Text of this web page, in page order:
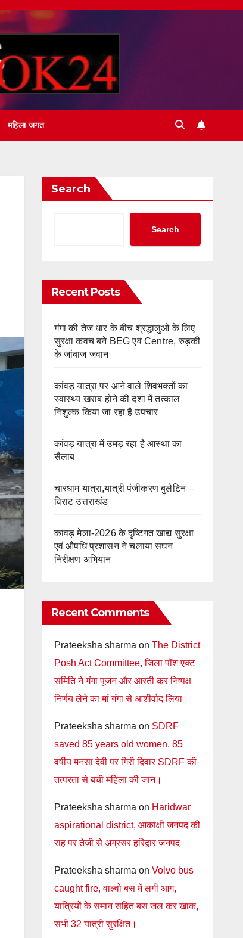
महिला जगत
Search
Search
Recent Posts
गंगा की तेज धार के बीच श्रद्धालुओं के लिए
सुरक्षा कवच बने BEG एवं Centre, रुड़की
के जांबाज जवान
कांवड़ यात्रा पर आने वाले शिवभक्तों का
स्वास्थ्य खराब होने की दशा में तत्काल
निशुल्क किया जा रहा है उपचार
कांवड़ यात्रा में उमड़ रहा है आस्था का
सैलाब
चारधाम यात्रा,यात्री पंजीकरण बुलेटिन –
विराट उत्तराखंड
कांवड़ मेला-2026 के दृष्टिगत खाद्य सुरक्षा
एवं औषधि प्रशासन ने चलाया सघन
निरीक्षण अभियान
Recent Comments
Prateeksha sharma on The District
Posh Act Committee, जिला पॉश एक्ट
समिति ने गंगा पूजन और आरती कर निष्पक्ष
निर्णय लेने का मां गंगा से आशीर्वाद लिया।
Prateeksha sharma on SDRF
saved 85 years old women, 85
वर्षीय मनसा देवी पर गिरी दिवार SDRF की
तत्परता से बची महिला की जान।
Prateeksha sharma on Haridwar
aspirational district, आकांक्षी जनपद की
राह पर तेजी से अग्रसर हरिद्वार जनपद
Prateeksha sharma on Volvo bus
caught fire, वाल्वो बस में लगी आग,
यात्रियों के समान सहित बस जल कर खाक,
सभी 32 यात्री सुरक्षित।